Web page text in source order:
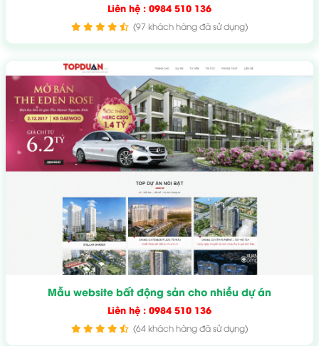
Liên hệ : 0984 510 136
(97 khách hàng đã sử dụng)
Mẫu website bất động sản cho nhiều dự án
Liên hệ : 0984 510 136
(64 khách hàng đã sử dụng)